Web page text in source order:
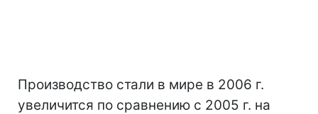
Производство стали в мире в 2006 г.
увеличится по сравнению с 2005 г. на